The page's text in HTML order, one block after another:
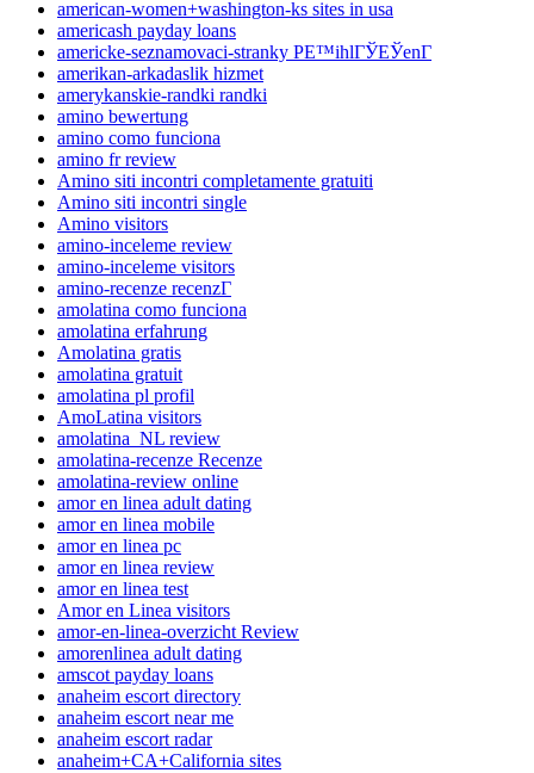
american-women+washington-ks sites in usa
americash payday loans
americke-seznamovaci-stranky PЕ™ihlГЎЕЎenГ­
amerikan-arkadaslik hizmet
amerykanskie-randki randki
amino bewertung
amino como funciona
amino fr review
Amino siti incontri completamente gratuiti
Amino siti incontri single
Amino visitors
amino-inceleme review
amino-inceleme visitors
amino-recenze recenzГ­
amolatina como funciona
amolatina erfahrung
Amolatina gratis
amolatina gratuit
amolatina pl profil
AmoLatina visitors
amolatina_NL review
amolatina-recenze Recenze
amolatina-review online
amor en linea adult dating
amor en linea mobile
amor en linea pc
amor en linea review
amor en linea test
Amor en Linea visitors
amor-en-linea-overzicht Review
amorenlinea adult dating
amscot payday loans
anaheim escort directory
anaheim escort near me
anaheim escort radar
anaheim+CA+California sites